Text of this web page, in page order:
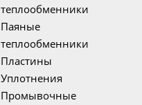
теплообменники
Паяные
теплообменники
Пластины
Уплотнения
Промывочные